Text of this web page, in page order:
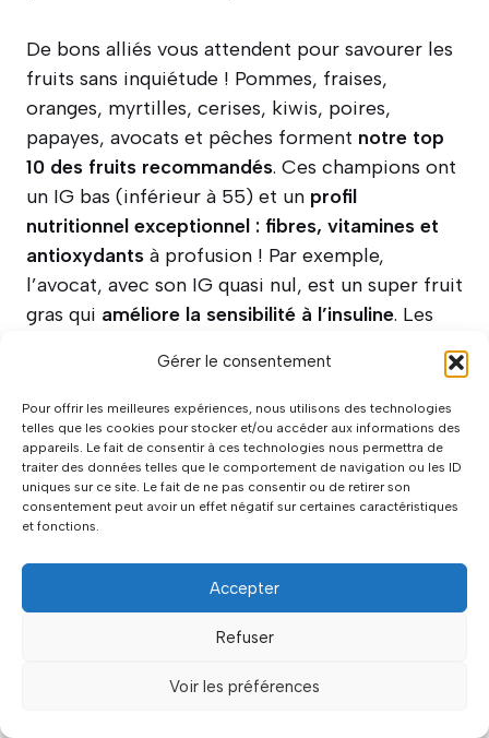
Gérer le consentement
Pour offrir les meilleures expériences, nous utilisons des technologies
telles que les cookies pour stocker et/ou accéder aux informations des
appareils. Le fait de consentir à ces technologies nous permettra de
traiter des données telles que le comportement de navigation ou les ID
uniques sur ce site. Le fait de ne pas consentir ou de retirer son
consentement peut avoir un effet négatif sur certaines caractéristiques
et fonctions.
Accepter
Refuser
Voir les préférences
De bons alliés vous attendent pour savourer les
fruits sans inquiétude ! Pommes, fraises,
oranges, myrtilles, cerises, kiwis, poires,
papayes, avocats et pêches forment notre top
10 des fruits recommandés. Ces champions ont
un IG bas (inférieur à 55) et un profil
nutritionnel exceptionnel : fibres, vitamines et
antioxydants à profusion ! Par exemple,
l’avocat, avec son IG quasi nul, est un super fruit
gras qui améliore la sensibilité à l’insuline. Les
d’antioxydants puissants. Et pour les becs
sucrés, la papaye offre undélicieux mélange de
douceur et de bienfaits digestifsgrâce à sa
papaïne. N’oubliez : la clé, c’est la portion
(environ la taille d’une balle de tennis) et la
diversité pour profiter de tous les nutriments.
Y a-t-il des aliments qu’un diabétique
peut consommer sans modération ?
Bien que la modération soit généralement